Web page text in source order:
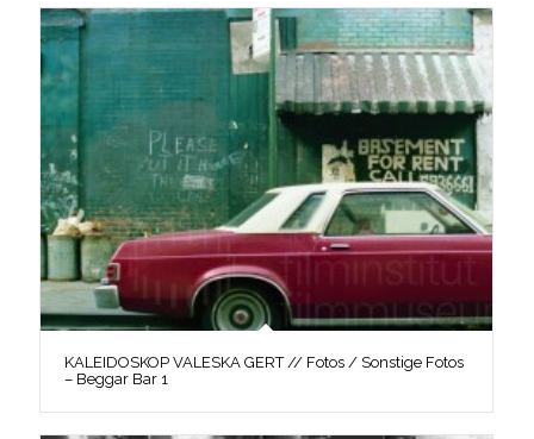
KALEIDOSKOP VALESKA GERT // Fotos / Sonstige Fotos
– Beggar Bar 1